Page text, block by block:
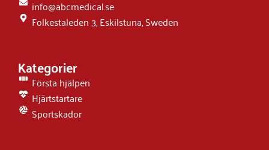
info@abcmedical.se
Folkestaleden 3, Eskilstuna, Sweden
Kategorier
Första hjälpen
Hjärtstartare
Sportskador